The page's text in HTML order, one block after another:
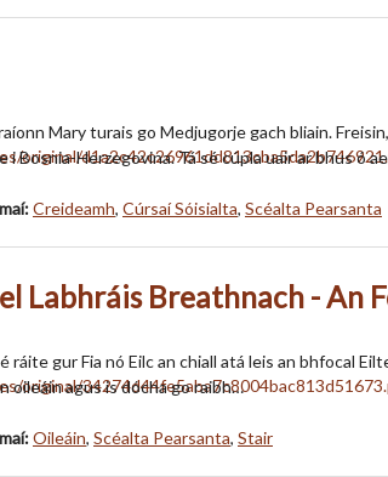
Mary turais go Medjugorje gach bliain.
i Bosnia-Herzegovina. Tá sé cúpla uair ar bhus ó
Creideamh, Cúrsaí Sóisialta, Scéalta Pearsanta
Labhráis Breathnach - An
ráite gur Fia nó Eilc an chiall atá leis an bhfocal
oileáin agus is dócha go raibh…
Oileáin, Scéalta Pearsanta, Stair